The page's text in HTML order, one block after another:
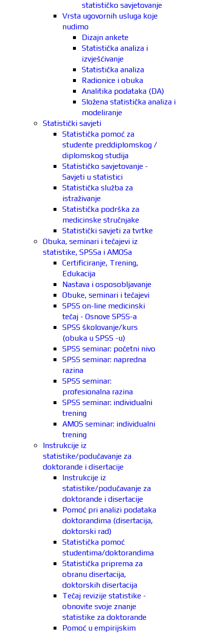
statističko savjetovanje
Vrsta ugovornih usluga koje
nudimo
Dizajn ankete
Statistička analiza i
izvješćivanje
Statistička analiza
Radionice i obuka
Analitika podataka (DA)
Složena statistička analiza i
modeliranje
Statistički savjeti
Statistička pomoć za
studente preddiplomskog /
diplomskog studija
Statističko savjetovanje -
Savjeti u statistici
Statistička služba za
istraživanje
Statistička podrška za
medicinske stručnjake
Statistički savjeti za tvrtke
Obuka, seminari i tečajevi iz
statistike, SPSSa i AMOSa
Certificiranje, Trening,
Edukacija
Nastava i osposobljavanje
Obuke, seminari i tečajevi
SPSS on-line medicinski
tečaj - Osnove SPSS-a
SPSS školovanje/kurs
(obuka u SPSS -u)
SPSS seminar: početni nivo
SPSS seminar: napredna
razina
SPSS seminar:
profesionalna razina
SPSS seminar: individualni
trening
AMOS seminar: individualni
trening
Instrukcije iz
statistike/podučavanje za
doktorande i disertacije
Instrukcije iz
statistike/podučavanje za
doktorande i disertacije
Pomoć pri analizi podataka
doktorandima (disertacija,
doktorski rad)
Statistička pomoć
studentima/doktorandima
Statistička priprema za
obranu disertacija,
doktorskih disertacija
Tečaj revizije statistike -
obnovite svoje znanje
statistike za doktorande
Pomoć u empirijskim